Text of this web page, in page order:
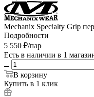
Mechanix Specialty Grip
Подробности
5 550 ₽/пар
Есть в наличии в 1
В корзину
Купить в 1 клик